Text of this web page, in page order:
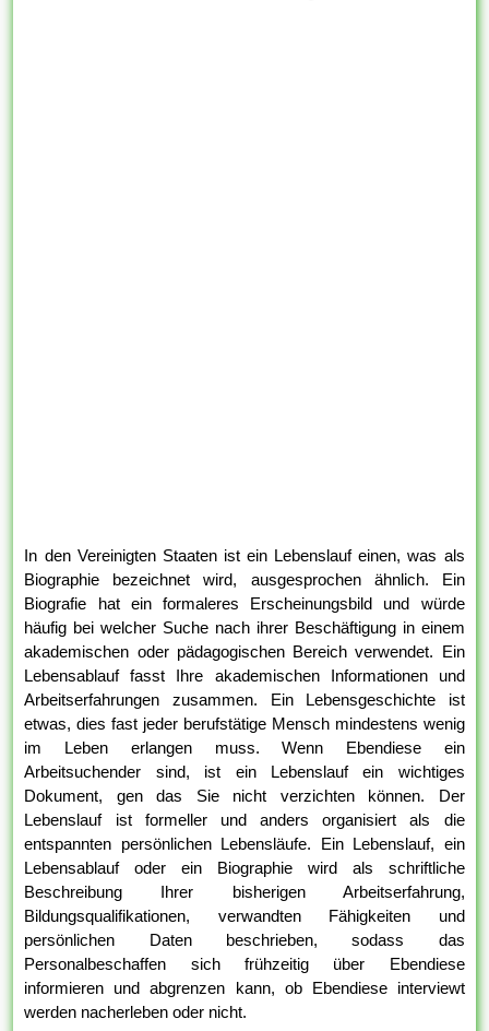
In den Vereinigten Staaten ist ein Lebenslauf einen, was als
Biographie bezeichnet wird, ausgesprochen ähnlich. Ein
Biografie hat ein formaleres Erscheinungsbild und würde
häufig bei welcher Suche nach ihrer Beschäftigung in einem
akademischen oder pädagogischen Bereich verwendet. Ein
Lebensablauf fasst Ihre akademischen Informationen und
Arbeitserfahrungen zusammen. Ein Lebensgeschichte ist
etwas, dies fast jeder berufstätige Mensch mindestens wenig
im Leben erlangen muss. Wenn Ebendiese ein
Arbeitsuchender sind, ist ein Lebenslauf ein wichtiges
Dokument, gen das Sie nicht verzichten können. Der
Lebenslauf ist formeller und anders organisiert als die
entspannten persönlichen Lebensläufe. Ein Lebenslauf, ein
Lebensablauf oder ein Biographie wird als schriftliche
Beschreibung Ihrer bisherigen Arbeitserfahrung,
Bildungsqualifikationen, verwandten Fähigkeiten und
persönlichen Daten beschrieben, sodass das
Personalbeschaffen sich frühzeitig über Ebendiese
informieren und abgrenzen kann, ob Ebendiese interviewt
werden nacherleben oder nicht.